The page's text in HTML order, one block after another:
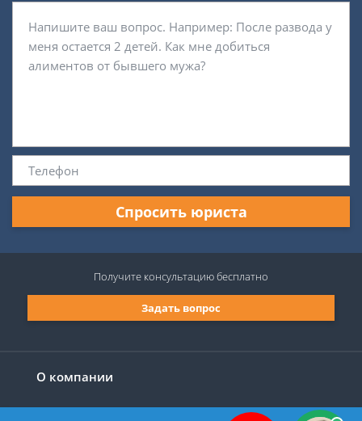
Спросить юриста
О компании
Задать вопрос
Получите консультациюбесплатно